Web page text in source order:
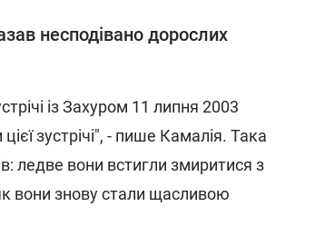
несподівано дорослих
із Захуром 11 липня 2003
зустрічі", - пише Камалія. Така
ледве вони встигли змиритися з
вони знову стали щасливою